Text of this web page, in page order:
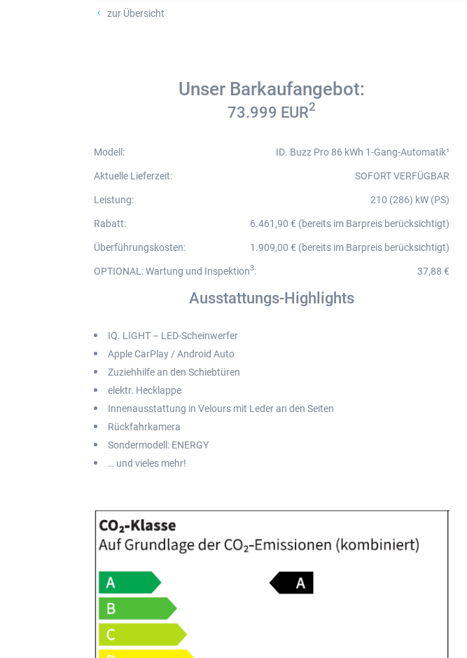
4 zur Übersicht
Unser Barkaufangebot:
73.999 EUR2
Modell:
ID. Buzz Pro 86 kWh 1-Gang-Automatik¹
Aktuelle Lieferzeit:
SOFORT VERFÜGBAR
Leistung:
210 (286) kW (PS)
Rabatt:
6.461,90 € (bereits im Barpreis berücksichtigt)
Überführungskosten:
1.909,00 € (bereits im Barpreis berücksichtigt)
OPTIONAL: Wartung und Inspektion3: 37,88 €
Ausstattungs-Highlights
IQ. LIGHT – LED-Scheinwerfer
Apple CarPlay / Android Auto
Zuziehhilfe an den Schiebtüren
elektr. Hecklappe
Innenausstattung in Velours mit Leder an den Seiten
Rückfahrkamera
Sondermodell: ENERGY
… und vieles mehr!